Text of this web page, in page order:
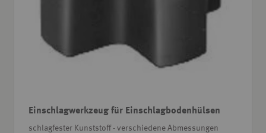
Einschlagwerkzeug für Einschlagbodenhülsen
schlagfester Kunststoff - verschiedene Abmessungen